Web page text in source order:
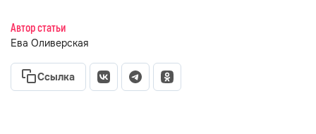
Автор статьи
Ева Оливерская
Ссылка